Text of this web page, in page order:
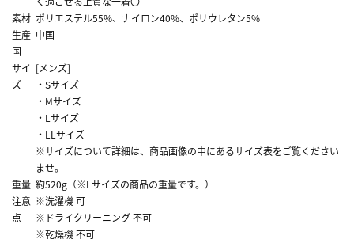
素材 ポリエステル55%、ナイロン40%、ポリウレタン5%
生産
国
中国
サイ
ズ
[メンズ]
・Sサイズ
・Mサイズ
・Lサイズ
・LLサイズ
※サイズについて詳細は、商品画像の中にあるサイズ表をご覧ください
ませ。
重量 約520g（※Lサイズの商品の重量です。）
注意
点
※洗濯機 可
※ドライクリーニング 不可
※乾燥機 不可